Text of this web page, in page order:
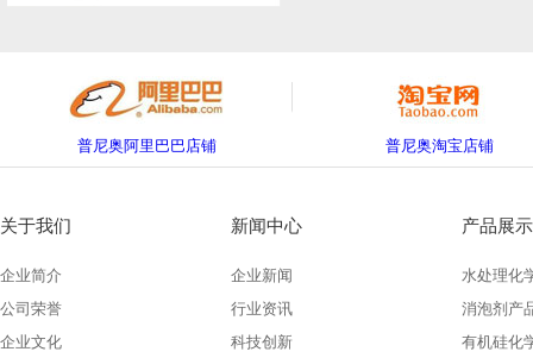
普尼奥阿里巴巴店铺 普尼奥淘宝店铺
关于我们
企业简介
公司荣誉
企业文化
新闻中心
企业新闻
行业资讯
科技创新
产品展示
水处理化
消泡剂产
有机硅化